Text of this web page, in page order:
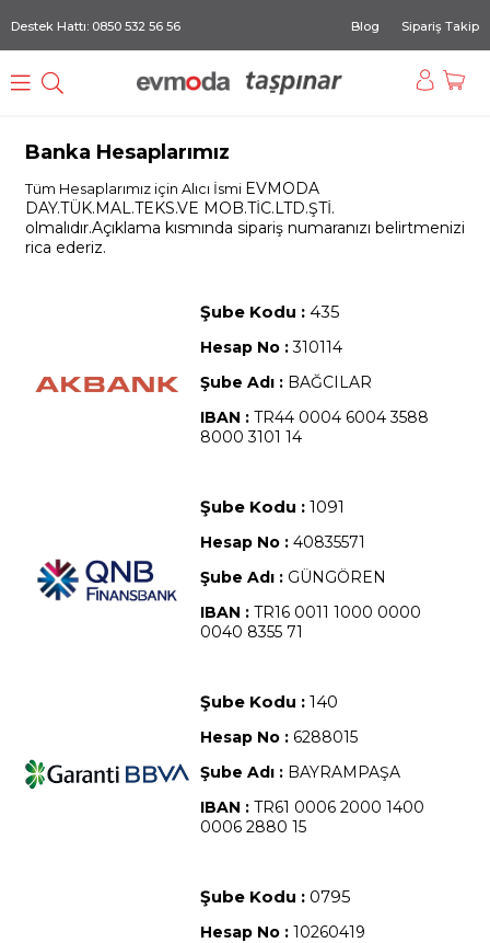
Destek Hattı: 0850 532 56 56 Blog Sipariş Takip
Banka Hesaplarımız
Tüm Hesaplarımız için Alıcı İsmi EVMODA
DAY.TÜK.MAL.TEKS.VE MOB.TİC.LTD.ŞTİ.
olmalıdır.Açıklama kısmında sipariş numaranızı belirtmenizi
rica ederiz.
Şube Kodu :435
Hesap No :310114
Şube Adı :BAĞCILAR
IBAN :TR44 0004 6004 3588
8000 3101 14
Şube Kodu :1091
Hesap No :40835571
Şube Adı :GÜNGÖREN
IBAN :TR16 0011 1000 0000
0040 8355 71
Şube Kodu :140
Hesap No : 6288015
Şube Adı :BAYRAMPAŞA
IBAN :TR61 0006 2000 1400
0006 2880 15
Şube Kodu :0795
Hesap No : 10260419